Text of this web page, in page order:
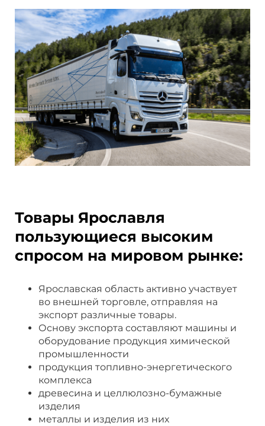
Товары Ярославля
пользующиеся высоким
спросом на мировом рынке:
Ярославская область активно участвует
во внешней торговле, отправляя на
экспорт различные товары.
Основу экспорта составляют машины и
оборудование продукция химической
промышленности
продукция топливно-энергетического
комплекса
древесина и целлюлозно-бумажные
изделия
металлы и изделия из них